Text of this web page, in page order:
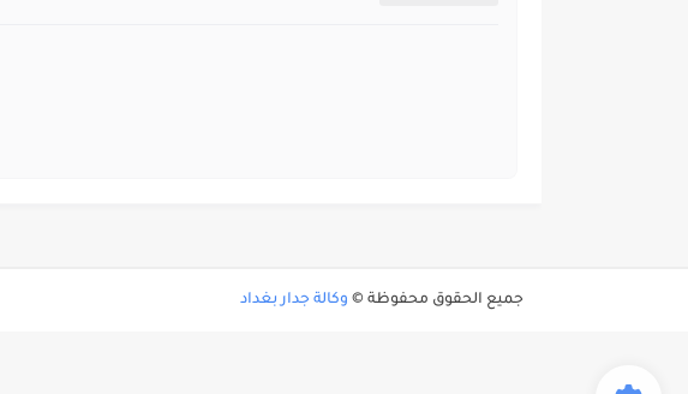
جميع الحقوق محفوظة © وكالة جدار بغداد